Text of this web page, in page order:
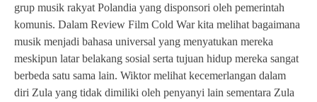
grup musik rakyat Polandia yang disponsori oleh pemerintah
komunis. Dalam Review Film Cold War kita melihat bagaimana
musik menjadi bahasa universal yang menyatukan mereka
meskipun latar belakang sosial serta tujuan hidup mereka sangat
berbeda satu sama lain. Wiktor melihat kecemerlangan dalam
diri Zula yang tidak dimiliki oleh penyanyi lain sementara Zula